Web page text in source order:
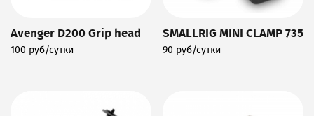
Avenger D200 Grip head
100 руб/сутки
SMALLRIG MINI CLAMP 735
90 руб/сутки